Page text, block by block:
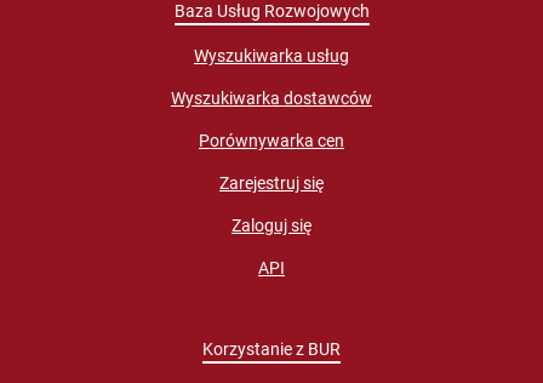
Baza Usług Rozwojowych
Wyszukiwarka usług
Wyszukiwarka dostawców
Porównywarka cen
Zarejestruj się
Zaloguj się
API
Korzystanie z BUR